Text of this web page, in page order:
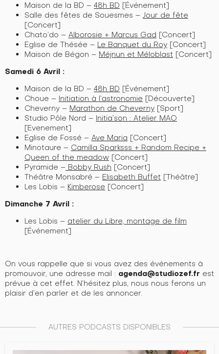
Maison de la BD – 48h BD [Événement]
Salle des fêtes de Souesmes – Jour de fête
[Concert]
Chato’do – Alborosie + Marcus Gad [Concert]
Eglise de Thésée – Le Banquet du Roy [Concert]
Maison de Bégon – Méjnun et Méloblast [Concert]
Samedi 6 Avril :
Maison de la BD – 48h BD [Événement]
Choue – Initiation à l’astronomie [Découverte]
Cheverny – Marathon de Cheverny [Sport]
Studio Pôle Nord – Initia’son : Atelier MAO
[Evenement]
Eglise de Fossé – Ave Maria [Concert]
Minotaure – Camilla Sparksss + Random Recipe +
Queen of the meadow [Concert]
Pyramide – Bobby Rush [Concert]
Théâtre Monsabré – Elisabeth Buffet [Théâtre]
Les Lobis – Kimberose [Concert]
Dimanche 7 Avril :
Les Lobis – atelier du Libre, montage de film
[Événement]
On vous rappelle que si vous avez des événements à
promouvoir, une adresse mail : agenda@studiozef.fr est
prévue à cet effet. N’hésitez plus, nous nous ferons un
plaisir d’en parler et de les annoncer.
AUTRES PODCASTS DISPONIBLES